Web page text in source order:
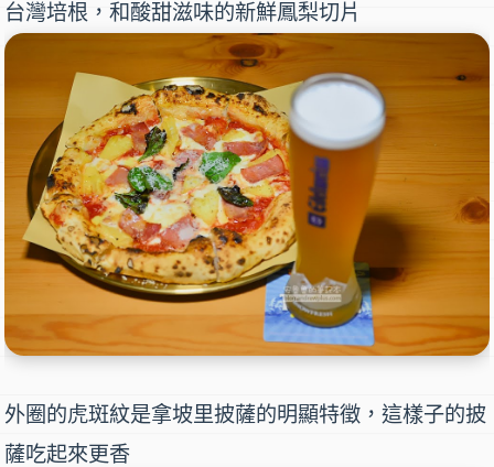
台灣培根，和酸甜滋味的新鮮鳳梨切片
外圈的虎斑紋是拿坡里披薩的明顯特徵，這樣子的披
薩吃起來更香